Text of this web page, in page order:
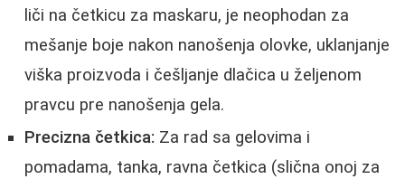
liči na četkicu za maskaru, je neophodan za
mešanje boje nakon nanošenja olovke, uklanjanje
viška proizvoda i češljanje dlačica u željenom
pravcu pre nanošenja gela.
Precizna četkica: Za rad sa gelovima i
pomadama, tanka, ravna četkica (slična onoj za